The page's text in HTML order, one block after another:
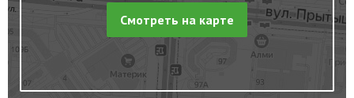
Смотреть на карте